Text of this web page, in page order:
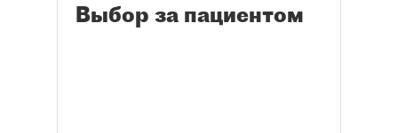
Выбор за пациентом